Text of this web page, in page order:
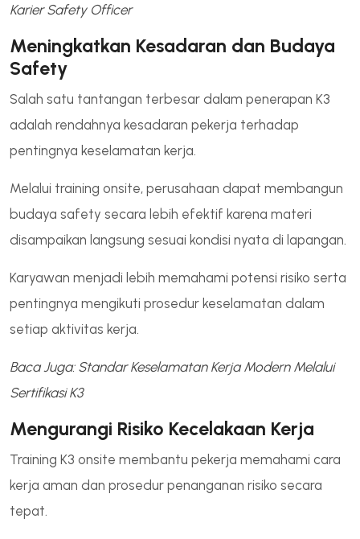
Karier Safety Officer
Meningkatkan Kesadaran dan Budaya
Safety
Salah satu tantangan terbesar dalam penerapan K3
adalah rendahnya kesadaran pekerja terhadap
pentingnya keselamatan kerja.
Melalui training onsite, perusahaan dapat membangun
budaya safety secara lebih efektif karena materi
disampaikan langsung sesuai kondisi nyata di lapangan.
Karyawan menjadi lebih memahami potensi risiko serta
pentingnya mengikuti prosedur keselamatan dalam
setiap aktivitas kerja.
Baca Juga: Standar Keselamatan Kerja Modern Melalui
Sertifikasi K3
Mengurangi Risiko Kecelakaan Kerja
Training K3 onsite membantu pekerja memahami cara
kerja aman dan prosedur penanganan risiko secara
tepat.